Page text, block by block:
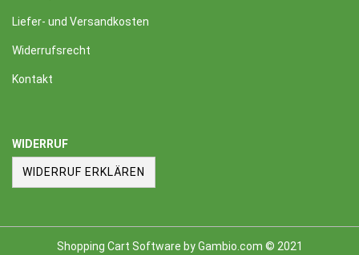
Liefer- und Versandkosten
Widerrufsrecht
Kontakt
WIDERRUF
WIDERRUF ERKLÄREN
Shopping Cart Software by Gambio.com © 2021